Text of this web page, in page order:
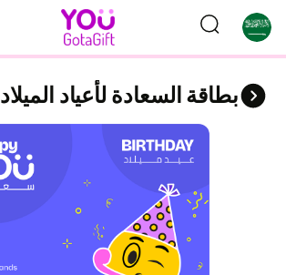
بطاقة السعادة لأعياد الميلاد